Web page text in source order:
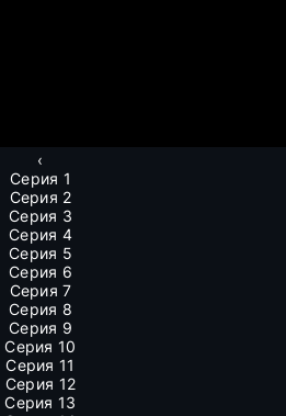
‹
Серия 1
Серия 2
Серия 3
Серия 4
Серия 5
Серия 6
Серия 7
Серия 8
Серия 9
Серия 10
Серия 11
Серия 12
Серия 13